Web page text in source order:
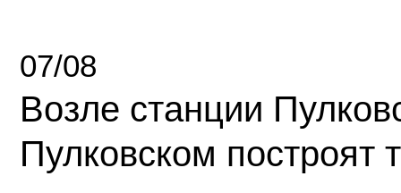
07/08
Возле станции
Пулковском построят